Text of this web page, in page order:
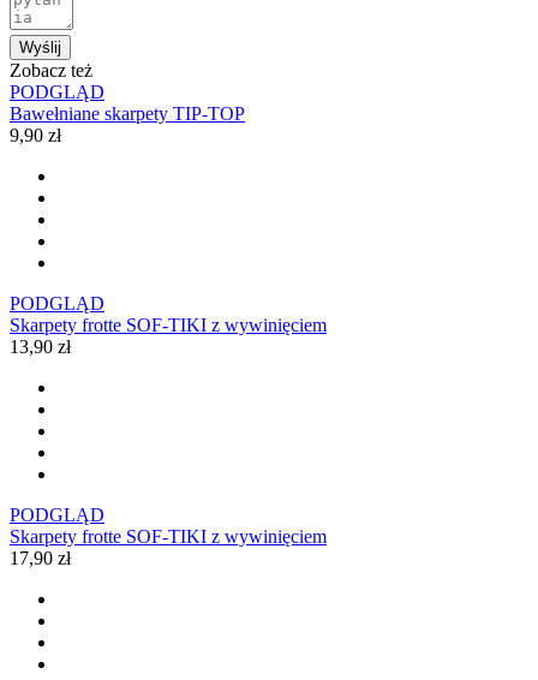
Wyślij
Zobacz też
PODGLĄD
Bawełniane skarpety TIP-TOP
9,90 zł
PODGLĄD
Skarpety frotte SOF-TIKI z wywinięciem
13,90 zł
PODGLĄD
Skarpety frotte SOF-TIKI z wywinięciem
17,90 zł